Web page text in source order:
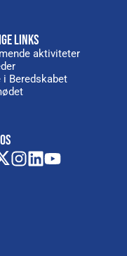
LINKS
aktiviteter
i Beredskabet